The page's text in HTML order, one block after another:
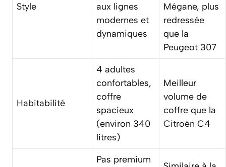
Style
aux lignes
modernes et
dynamiques
Mégane, plus
redressée
que la
Peugeot 307
Habitabilité
4 adultes
confortables,
coffre
spacieux
(environ 340
litres)
Meilleur
volume de
coffre que la
Citroën C4
Pas premium